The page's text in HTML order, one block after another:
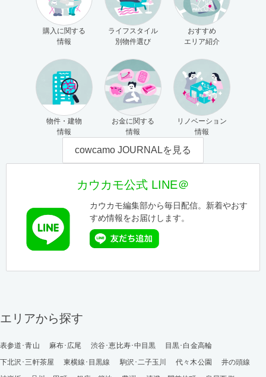
購入に関する
情報
ライフスタイル
別物件選び
おすすめ
エリア紹介
物件・建物
情報
お金に関する
情報
リノベーション
情報
cowcamo JOURNALを見る
カウカモ公式 LINE＠
カウカモ編集部から毎日配信。新着やおす
すめ情報をお届けします。
エリアから探す
表参道･青山 麻布･広尾 渋谷･恵比寿･中目黒
目黒･白金高輪
下北沢･三軒茶屋
東横線･目黒線 駒沢･二子玉川 代々木公園
井の頭線